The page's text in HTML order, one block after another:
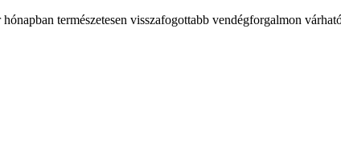
természetesen visszafogottabb vendégforgalmon